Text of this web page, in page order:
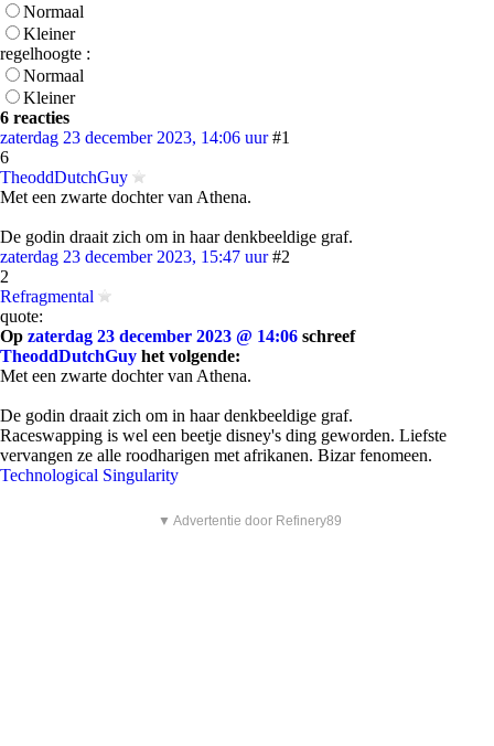
Normaal
Kleiner
regelhoogte :
Normaal
Kleiner
6 reacties
zaterdag 23 december 2023, 14:06 uur #1
6
TheoddDutchGuy
Met een zwarte dochter van Athena.
De godin draait zich om in haar denkbeeldige graf.
zaterdag 23 december 2023, 15:47 uur #2
2
Refragmental
quote:
Op zaterdag 23 december 2023 @ 14:06 schreef
TheoddDutchGuy het volgende:
Met een zwarte dochter van Athena.
De godin draait zich om in haar denkbeeldige graf.
Raceswapping is wel een beetje disney's ding geworden. Liefste
vervangen ze alle roodharigen met afrikanen. Bizar fenomeen.
Technological Singularity
▼ Advertentie door Refinery89